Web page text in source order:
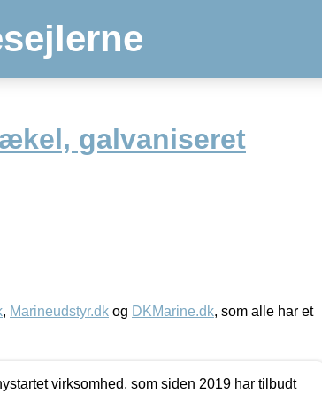
galvaniseret
, Marineudstyr.dk og DKMarine.dk, som alle har et
virksomhed, som siden 2019 har tilbudt